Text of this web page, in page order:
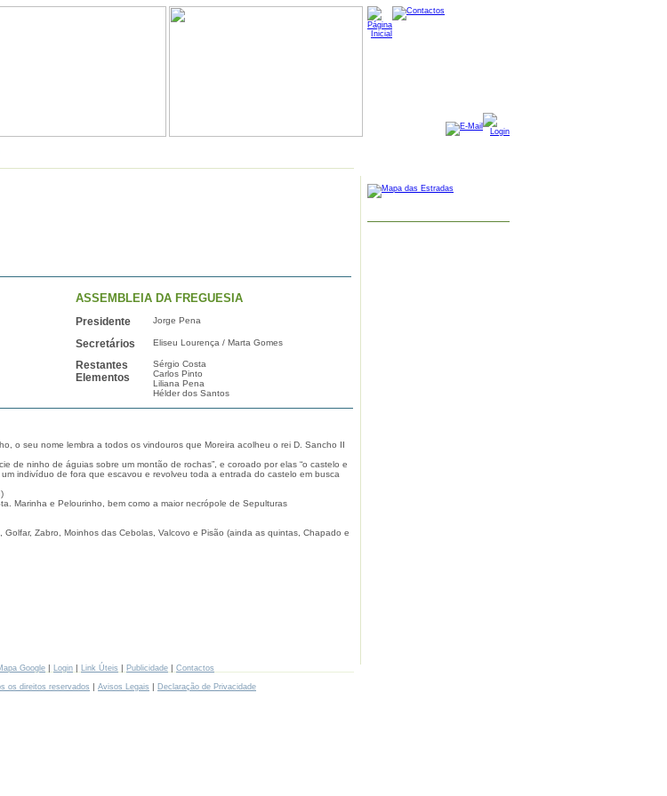
ASSEMBLEIA DA FREGUESIA
Presidente Jorge Pena
Secretários Eliseu Lourença / Marta Gomes
Restantes
Elementos
Sérgio Costa
Carlos Pinto
Liliana Pena
Hélder dos Santos
o seu nome lembra a todos os vindouros que Moreira acolheu o rei D. Sancho II
de ninho de águias sobre um montão de rochas”, e coroado por elas “o castelo e
indivíduo de fora que escavou e revolveu toda a entrada do castelo em busca
Marinha e Pelourinho, bem como a maior necrópole de Sepulturas
Zabro, Moinhos das Cebolas, Valcovo e Pisão (ainda as quintas, Chapado e
Google | Login | Link Úteis | Publicidade | Contactos
os direitos reservados | Avisos Legais | Declaração de Privacidade